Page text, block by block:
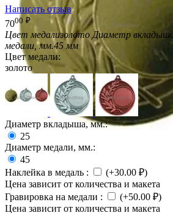
Написать отзыв
7000 ₽
Цвет медализолото Диаметр
медали, мм.45 мм
Цвет медали:
золото
Диаметр вкладыша, мм.:
25
Диаметр медали, мм.:
45
Наклейка в медаль : (+30.00 ₽)
Цена зависит от количества и макета
Гравировка на медали : (+50.00 ₽)
Цена зависит от количества и макета